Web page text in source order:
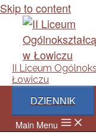
Skip to content
II Liceum
Łowiczu
DZIENNIK
Main Menu